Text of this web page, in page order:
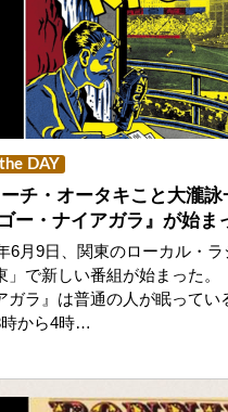
DAY
チ・オータキこと大瀧
ー・ナイアガラ』が始ま
6月9日、関東のローカル・
」で新しい番組が始まった。
ガラ』は普通の人が眠ってい
から4時…